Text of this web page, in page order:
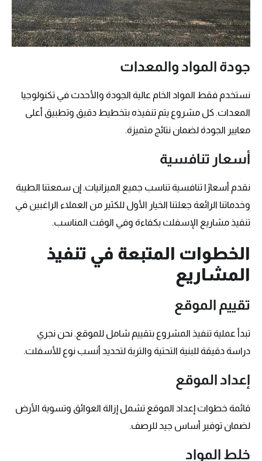
جودة المواد والمعدات
نستخدم فقط المواد الخام عالية الجودة والأحدث في تكنولوجيا
المعدات. كل مشروع يتم تنفيذه بتخطيط دقيق وتطبيق أعلى
معايير الجودة لضمان نتائج متميزة.
أسعار تنافسية
نقدم أسعارًا تنافسية تناسب جميع الميزانيات. إن سمعتنا الطيبة
وخدماتنا الرائعة جعلتنا الخيار الأول للكثير من العملاء الراغبين في
تنفيذ مشاريع الإسفلت بكفاءة وفي الوقت المناسب.
الخطوات المتبعة في تنفيذ
المشاريع
تقييم الموقع
تبدأ عملية تنفيذ المشروع بتقييم شامل للموقع. نحن نجري
دراسة دقيقة للبنية التحتية والتربة لتحديد أنسب نوع للأسفلت.
إعداد الموقع
قائمة خطوات إعداد الموقع تشمل إزالة العوائق وتسوية الأرض
لضمان توفير أساس جيد للرصف.
خلط المواد